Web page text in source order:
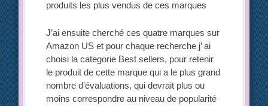
produits les plus vendus de ces marques
J’ai ensuite cherché ces quatre marques sur
Amazon US et pour chaque recherche j’ ai
choisi la categorie Best sellers, pour retenir
le produit de cette marque qui a le plus grand
nombre d’évaluations, qui devrait plus ou
moins correspondre au niveau de popularité